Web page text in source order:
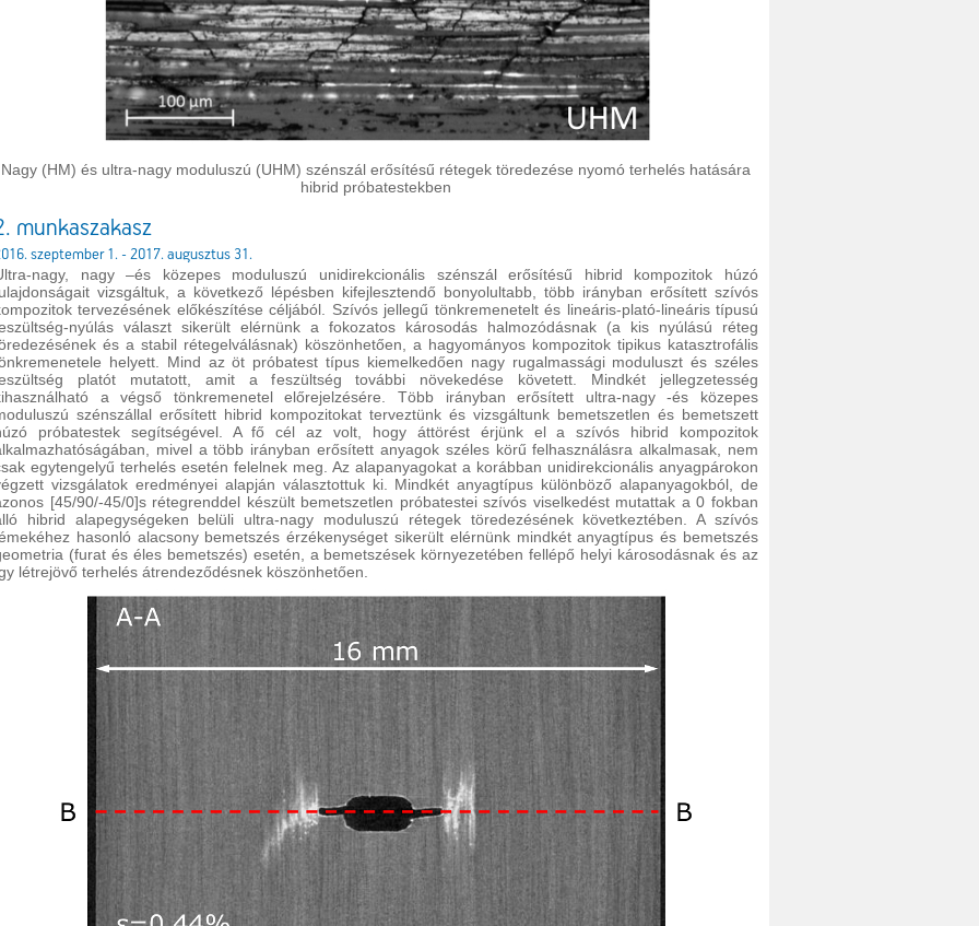
Nagy (HM) és ultra-nagy moduluszú (UHM) szénszál erősítésű rétegek töredezése nyomó terhelés hatására
hibrid próbatestekben
munkaszakasz
szeptember 1. - 2017. augusztus 31.
nagy, nagy –és közepes moduluszú unidirekcionális szénszál erősítésű hibrid kompozitok húzó
vizsgáltuk, a következő lépésben kifejlesztendő bonyolultabb, több irányban erősített szívós
tervezésének előkészítése céljából. Szívós jellegű tönkremenetelt és lineáris-plató-lineáris típusú
nyúlás választ sikerült elérnünk a fokozatos károsodás halmozódásnak (a kis nyúlású réteg
és a stabil rétegelválásnak) köszönhetően, a hagyományos kompozitok tipikus katasztrofális
helyett. Mind az öt próbatest típus kiemelkedően nagy rugalmassági moduluszt és széles
platót mutatott, amit a feszültség további növekedése követett. Mindkét jellegzetesség
a végső tönkremenetel előrejelzésére. Több irányban erősített ultra-nagy -és közepes
szénszállal erősített hibrid kompozitokat terveztünk és vizsgáltunk bemetszetlen és bemetszett
próbatestek segítségével. A fő cél az volt, hogy áttörést érjünk el a szívós hibrid kompozitok
mivel a több irányban erősített anyagok széles körű felhasználásra alkalmasak, nem
egytengelyű terhelés esetén felelnek meg. Az alapanyagokat a korábban unidirekcionális anyagpárokon
vizsgálatok eredményei alapján választottuk ki. Mindkét anyagtípus különböző alapanyagokból, de
[45/90/-45/0]s rétegrenddel készült bemetszetlen próbatestei szívós viselkedést mutattak a 0 fokban
hibrid alapegységeken belüli ultra-nagy moduluszú rétegek töredezésének következtében. A szívós
hasonló alacsony bemetszés érzékenységet sikerült elérnünk mindkét anyagtípus és bemetszés
(furat és éles bemetszés) esetén, a bemetszések környezetében fellépő helyi károsodásnak és az
létrejövő terhelés átrendeződésnek köszönhetően.